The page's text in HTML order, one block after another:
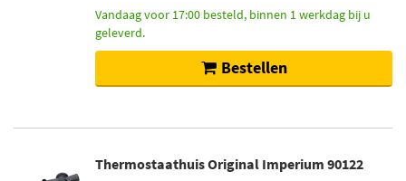
Vandaag voor 17:00 besteld, binnen 1 werkdag bij u
geleverd.
Bestellen
Thermostaathuis Original Imperium 90122